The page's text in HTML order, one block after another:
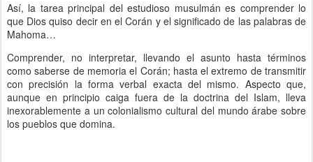
Así, la tarea principal del estudioso musulmán es comprender lo
que Dios quiso decir en el Corán y el significado de las palabras de
Mahoma…
Comprender, no interpretar, llevando el asunto hasta términos
como saberse de memoria el Corán; hasta el extremo de transmitir
con precisión la forma verbal exacta del mismo. Aspecto que,
aunque en principio caiga fuera de la doctrina del Islam, lleva
inexorablemente a un colonialismo cultural del mundo árabe sobre
los pueblos que domina.